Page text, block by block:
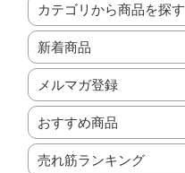
カテゴリから商品を探す
新着商品
メルマガ登録
おすすめ商品
売れ筋ランキング